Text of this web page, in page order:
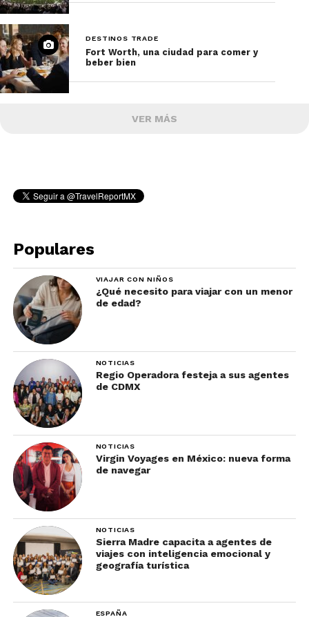
DESTINOS TRADE
Fort Worth, una ciudad para comer y
beber bien
VER MÁS
Populares
VIAJAR CON NIÑOS
¿Qué necesito para viajar con un menor
de edad?
NOTICIAS
Regio Operadora festeja a sus agentes
de CDMX
NOTICIAS
Virgin Voyages en México: nueva forma
de navegar
NOTICIAS
Sierra Madre capacita a agentes de
viajes con inteligencia emocional y
geografía turística
ESPAÑA